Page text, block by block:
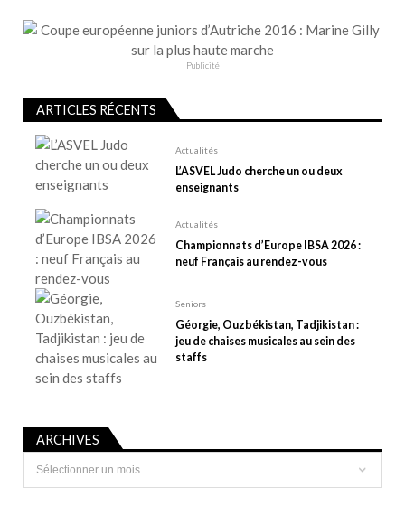
d
e
Publicité
ARTICLES RÉCENTS
Actualités
L’ASVEL Judo cherche un ou deux
enseignants
Actualités
Championnats d’Europe IBSA 2026 :
neuf Français au rendez-vous
Seniors
Géorgie, Ouzbékistan, Tadjikistan :
jeu de chaises musicales au sein des
staffs
ARCHIVES
Archives